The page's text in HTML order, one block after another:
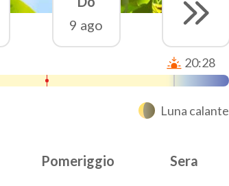
9 ago
20:28
Luna calante
Pomeriggio Sera